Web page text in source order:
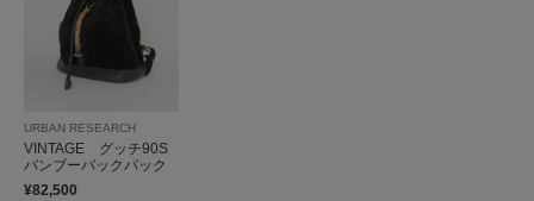
URBAN RESEARCH
VINTAGE グッチ90S
バンブーバックパック
¥82,500